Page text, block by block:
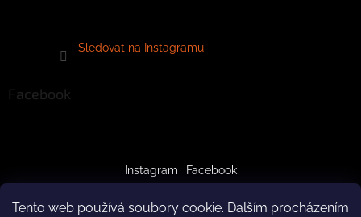
Tento web používá soubory cookie. Dalším procházením
Sledovat na Instagramu
Facebook
Instagram Facebook